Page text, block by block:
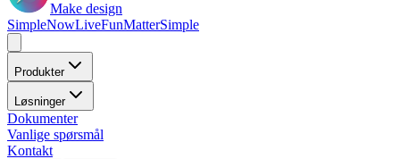
Make design
SimpleNowLiveFunMatterSimple
Produkter
Løsninger
Dokumenter
Vanlige spørsmål
Kontakt